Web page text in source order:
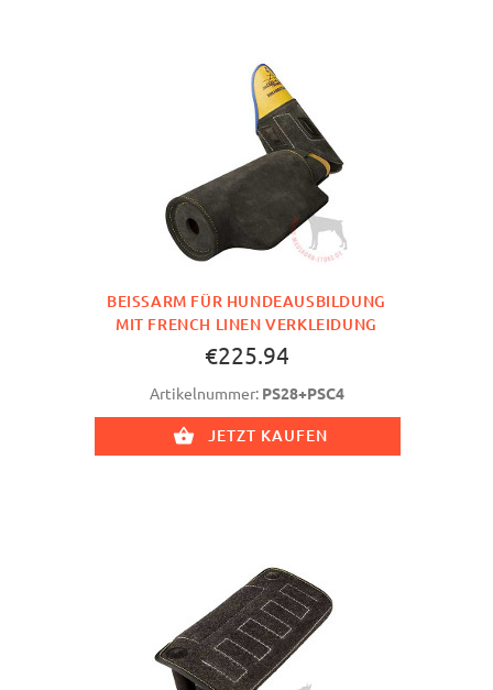
BEISSARM FÜR HUNDEAUSBILDUNG M
IT FRENCH LINEN VERKLEIDUNG
€225.94
Artikelnummer: PS28+PSC4
JETZT KAUFEN